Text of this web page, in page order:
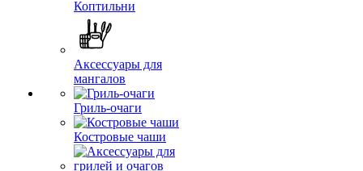
Коптильни
Аксессуары для
мангалов
Гриль-очаги
Костровые чаши